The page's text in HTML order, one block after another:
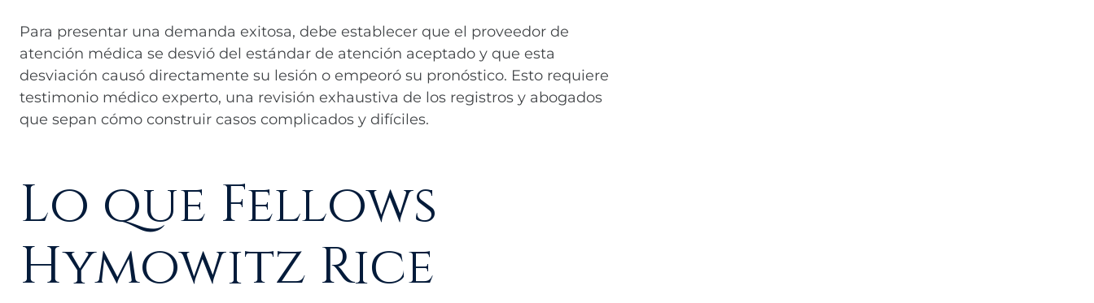
Para presentar una demanda exitosa, debe establecer que el proveedor de
atención médica se desvió del estándar de atención aceptado y que esta
desviación causó directamente su lesión o empeoró su pronóstico. Esto requiere
testimonio médico experto, una revisión exhaustiva de los registros y abogados
que sepan cómo construir casos complicados y difíciles.
Lo que Fellows
Hymowitz Rice